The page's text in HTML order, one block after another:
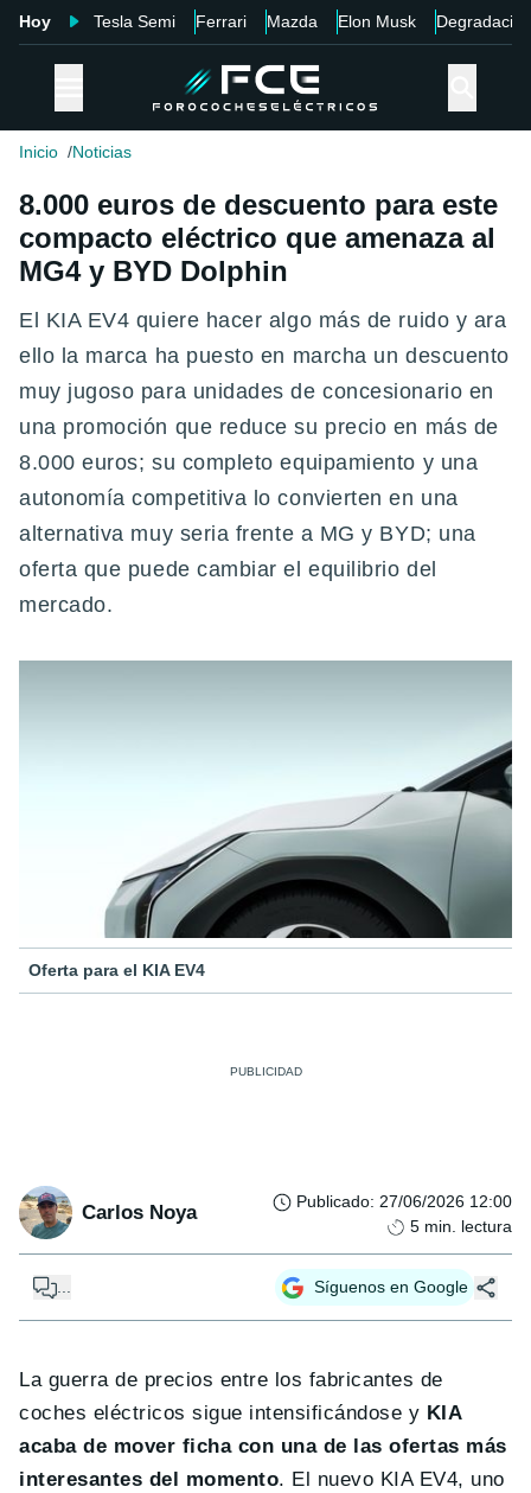
Hoy Tesla Semi Ferrari Mazda Elon Musk Degradación
Inicio Noticias
8.000 euros de descuento para este
compacto eléctrico que amenaza al
MG4 y BYD Dolphin
El KIA EV4 quiere hacer algo más de ruido y ara
ello la marca ha puesto en marcha un descuento
muy jugoso para unidades de concesionario en
una promoción que reduce su precio en más de
8.000 euros; su completo equipamiento y una
autonomía competitiva lo convierten en una
alternativa muy seria frente a MG y BYD; una
oferta que puede cambiar el equilibrio del
mercado.
Oferta para el KIA EV4
Carlos Noya Publicado: 27/06/2026 12:00
5 min. lectura
... Síguenos en Google
La guerra de precios entre los fabricantes de
coches eléctricos sigue intensificándose y KIA
acaba de mover ficha con una de las ofertas más
interesantes del momento. El nuevo KIA EV4, uno